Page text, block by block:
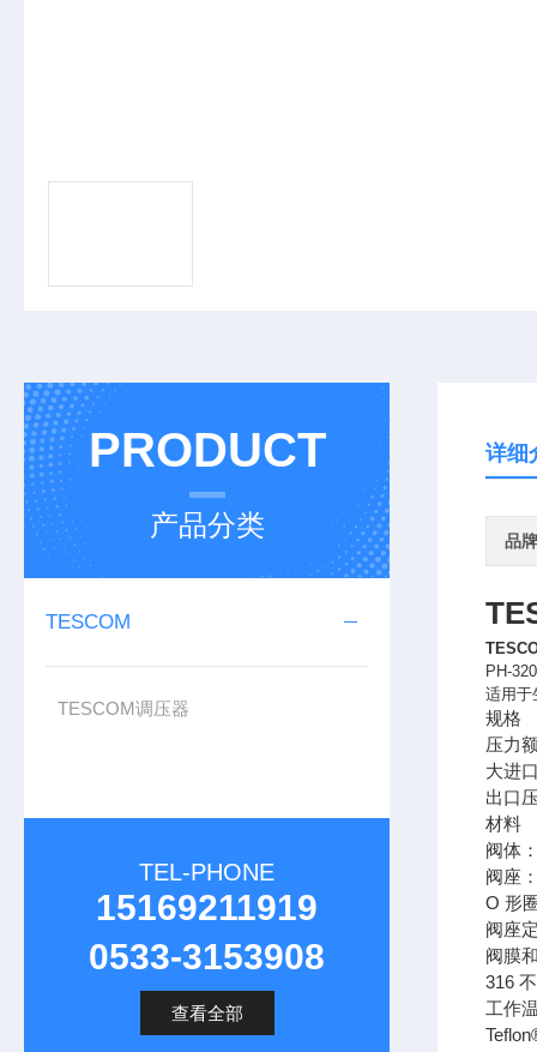
PRODUCT
产品分类
TESCOM
TESCOM调压器
TEL-PHONE
15169211919
0533-3153908
查看全部
详细
品牌
PH-
适用于
规格
压力
大进
出口
材料
阀体
阀座
O 形
阀座
阀膜
316
工作